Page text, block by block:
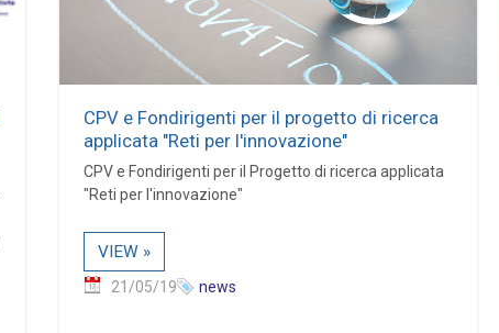
CPV e Fondirigenti per il progetto di ricerca
applicata "Reti per l'innovazione"
CPV e Fondirigenti per il Progetto di ricerca applicata
"Reti per l'innovazione"
VIEW »
21/05/19 news